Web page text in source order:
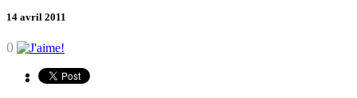
14 avril 2011
0